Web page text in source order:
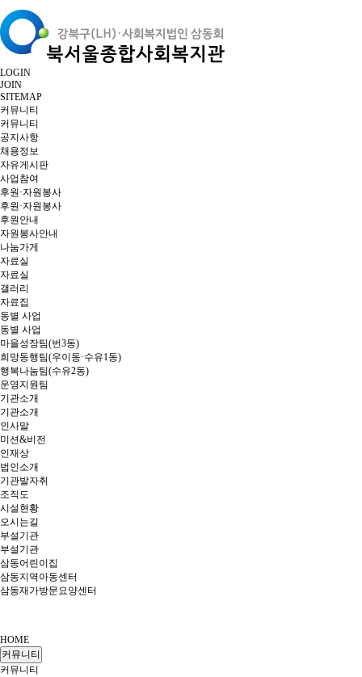
LOGIN
JOIN
SITEMAP
커뮤니티
커뮤니티
공지사항
채용정보
자유게시판
사업참여
후원·자원봉사
후원·자원봉사
후원안내
자원봉사안내
나눔가게
자료실
자료실
갤러리
자료집
동별 사업
동별 사업
마을성장팀(번3동)
희망동행팀(우이동·수유1동)
행복나눔팀(수유2동)
운영지원팀
기관소개
기관소개
인사말
미션&비전
인재상
법인소개
기관발자취
조직도
시설현황
오시는길
부설기관
부설기관
삼동어린이집
삼동지역아동센터
삼동재가방문요양센터
HOME
커뮤니티
커뮤니티